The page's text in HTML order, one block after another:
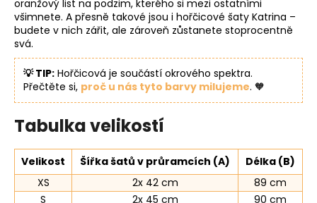
oranžový list na podzim, kterého si mezi ostatními
všimnete. A přesně takové jsou i hořčicové šaty Katrina –
budete v nich zářit, ale zároveň zůstanete stoprocentně
svá.
💡 TIP: Hořčicová je součástí okrového spektra.
Přečtěte si, proč u nás tyto barvy milujeme. 🧡
Tabulka velikostí
Velikost Šířka šatů v průramcích (A)
Délka (B)
XS
2x 42 cm
89 cm
S
2x 45 cm
90 cm